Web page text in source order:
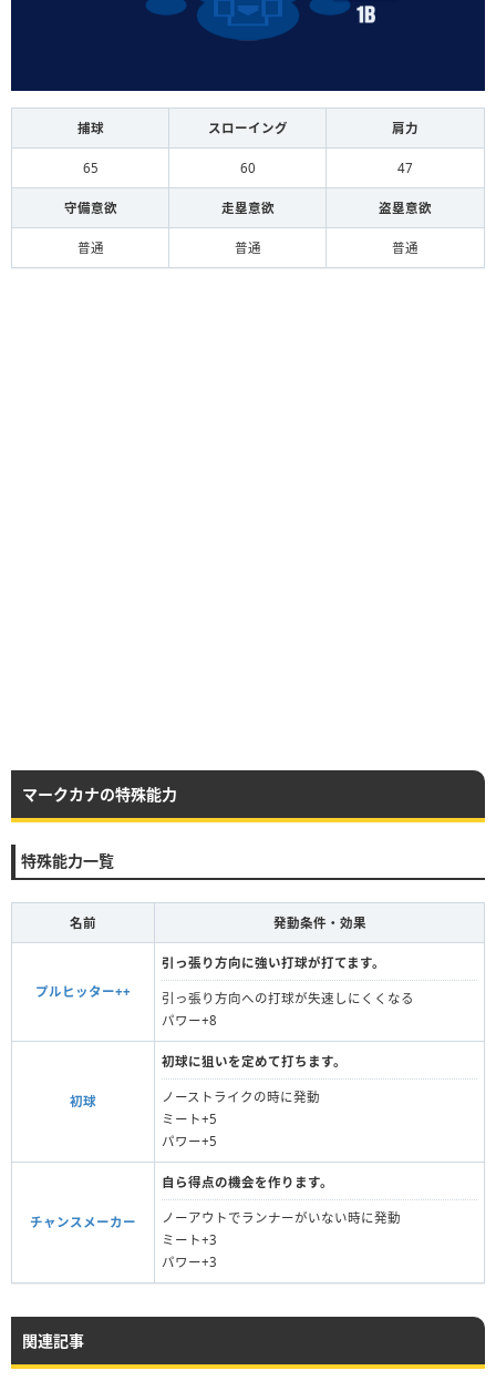
捕球 スローイング 肩力
65 60 47
守備意欲 走塁意欲 盗塁意欲
普通 普通 普通
マークカナの特殊能力
特殊能力一覧
名前 発動条件・効果
プルヒッター++
引っ張り方向に強い打球が打てます。
引っ張り方向への打球が失速しにくくなる
パワー+8
初球
初球に狙いを定めて打ちます。
ノーストライクの時に発動
ミート+5
パワー+5
チャンスメーカー
自ら得点の機会を作ります。
ノーアウトでランナーがいない時に発動
ミート+3
パワー+3
関連記事